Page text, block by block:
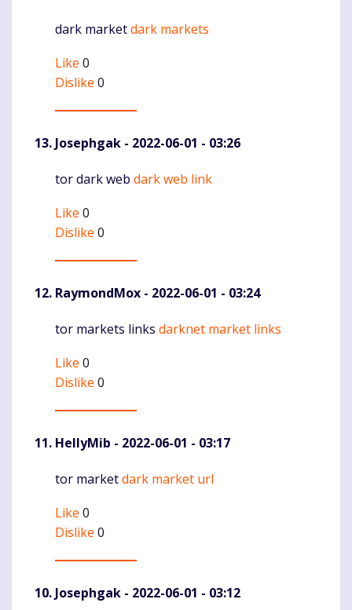
Komentaras
dark marketdark markets
Like 0
Dislike 0
Josephgak - 2022-06-01 - 03:26
Komentaras
tor dark web dark web link
Like 0
Dislike 0
RaymondMox - 2022-06-01 - 03:24
Komentaras
tor markets links darknet market links
Like 0
Dislike 0
HellyMib - 2022-06-01 - 03:17
Komentaras
tor marketdark market url
Like 0
Dislike 0
Josephgak - 2022-06-01 - 03:12